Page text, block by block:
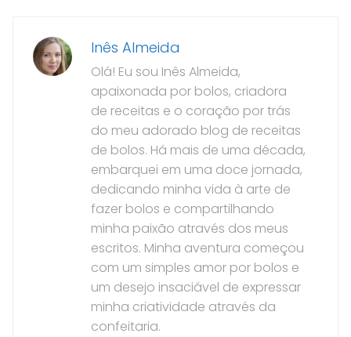
Inês Almeida
Olá! Eu sou Inês Almeida,
apaixonada por bolos, criadora
de receitas e o coração por trás
do meu adorado blog de receitas
de bolos. Há mais de uma década,
embarquei em uma doce jornada,
dedicando minha vida à arte de
fazer bolos e compartilhando
minha paixão através dos meus
escritos. Minha aventura começou
com um simples amor por bolos e
um desejo insaciável de expressar
minha criatividade através da
confeitaria.